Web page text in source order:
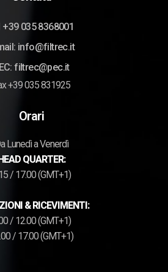
+39 035 8368001
info@filtrec.it
filtrec@pec.it
+39 035 831925
Orari
Lunedì a Venerdì
QUARTER:
/ 17.00 (GMT+1)
& RICEVIMENTI:
/ 12.00 (GMT+1)
/ 17.00 (GMT+1)